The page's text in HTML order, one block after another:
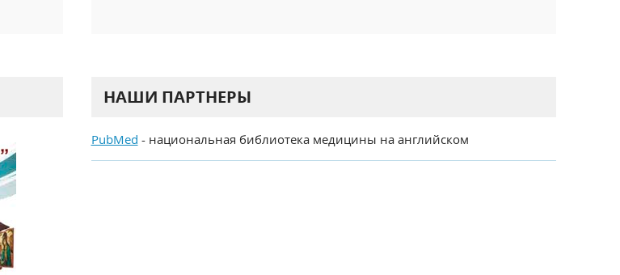
НАШИ ПАРТНЕРЫ
PubMed - национальная библиотека медицины на английском